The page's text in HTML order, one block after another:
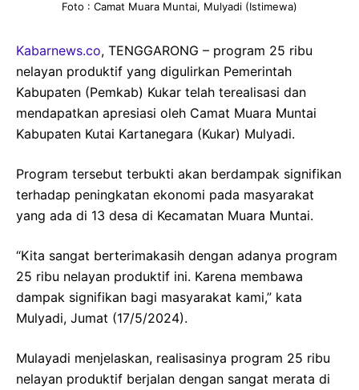
Foto : Camat Muara Muntai, Mulyadi (Istimewa)
Kabarnews.co, TENGGARONG – program 25 ribu
nelayan produktif yang digulirkan Pemerintah
Kabupaten (Pemkab) Kukar telah terealisasi dan
mendapatkan apresiasi oleh Camat Muara Muntai
Kabupaten Kutai Kartanegara (Kukar) Mulyadi.
Program tersebut terbukti akan berdampak signifikan
terhadap peningkatan ekonomi pada masyarakat
yang ada di 13 desa di Kecamatan Muara Muntai.
“Kita sangat berterimakasih dengan adanya program
25 ribu nelayan produktif ini. Karena membawa
dampak signifikan bagi masyarakat kami,” kata
Mulyadi, Jumat (17/5/2024).
Mulayadi menjelaskan, realisasinya program 25 ribu
nelayan produktif berjalan dengan sangat merata di